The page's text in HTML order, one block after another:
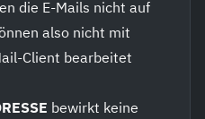
die E-Mails nicht auf
also nicht mit
Client bearbeitet
bewirkt keine